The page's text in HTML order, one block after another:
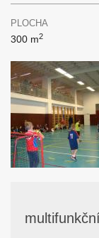
PLOCHA
300 m2